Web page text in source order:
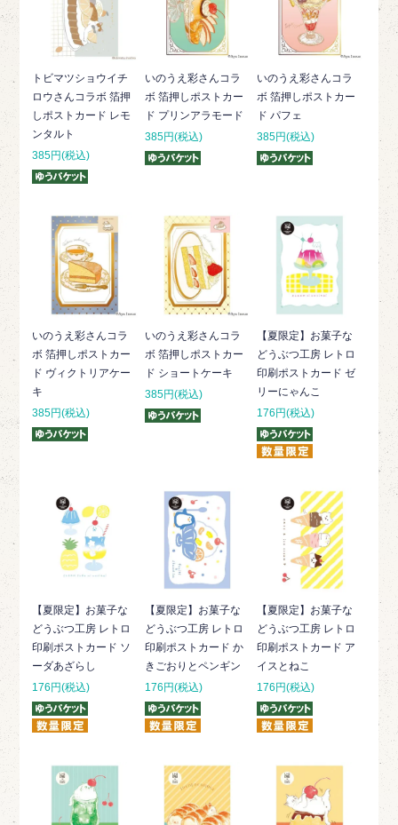
トビマツショウイチ
ロウさんコラボ 箔押
しポストカード レモ
ンタルト
385円(税込)
いのうえ彩さんコラ
ボ 箔押しポストカー
ド プリンアラモード
385円(税込)
いのうえ彩さんコラ
ボ 箔押しポストカー
ド パフェ
385円(税込)
いのうえ彩さんコラ
ボ 箔押しポストカー
ド ヴィクトリアケー
キ
385円(税込)
いのうえ彩さんコラ
ボ 箔押しポストカー
ド ショートケーキ
385円(税込)
【夏限定】お菓子な
どうぶつ工房 レトロ
印刷ポストカード ゼ
リーにゃんこ
176円(税込)
【夏限定】お菓子な
どうぶつ工房 レトロ
印刷ポストカード ソ
ーダあざらし
176円(税込)
【夏限定】お菓子な
どうぶつ工房 レトロ
印刷ポストカード か
きごおりとペンギン
176円(税込)
【夏限定】お菓子な
どうぶつ工房 レトロ
印刷ポストカード ア
イスとねこ
176円(税込)